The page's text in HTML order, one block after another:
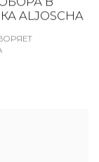
ALJOSCHA